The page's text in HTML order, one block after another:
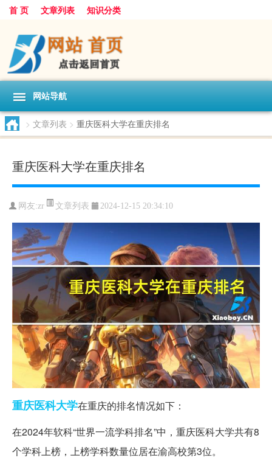
首 页 文章列表 知识分类
网站导航
> 文章列表 > 重庆医科大学在重庆排名
重庆医科大学在重庆排名
网友:zr 文章列表 2024-12-15 20:34:10
重庆医科大学在重庆的排名情况如下：
在2024年软科“世界一流学科排名”中，重庆医科大学共有8
个学科上榜，上榜学科数量位居在渝高校第3位。